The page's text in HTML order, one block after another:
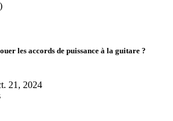
les accords de puissance à la guitare ?
21, 2024